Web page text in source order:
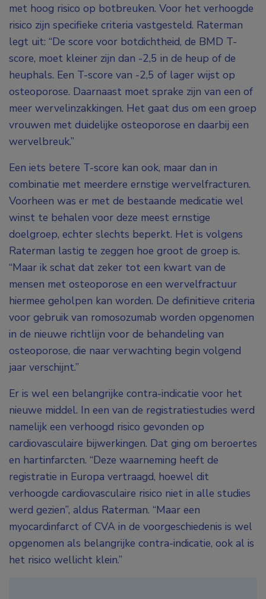
met hoog risico op botbreuken. Voor het verhoogde
risico zijn specifieke criteria vastgesteld. Raterman
legt uit: “De score voor botdichtheid, de BMD T-
score, moet kleiner zijn dan -2,5 in de heup of de
heuphals. Een T-score van -2,5 of lager wijst op
osteoporose. Daarnaast moet sprake zijn van een of
meer wervelinzakkingen. Het gaat dus om een groep
vrouwen met duidelijke osteoporose en daarbij een
wervelbreuk.”
Een iets betere T-score kan ook, maar dan in
combinatie met meerdere ernstige wervelfracturen.
Voorheen was er met de bestaande medicatie wel
winst te behalen voor deze meest ernstige
doelgroep, echter slechts beperkt. Het is volgens
Raterman lastig te zeggen hoe groot de groep is.
“Maar ik schat dat zeker tot een kwart van de
mensen met osteoporose en een wervelfractuur
hiermee geholpen kan worden. De definitieve criteria
voor gebruik van romosozumab worden opgenomen
in de nieuwe richtlijn voor de behandeling van
osteoporose, die naar verwachting begin volgend
jaar verschijnt.”
Er is wel een belangrijke contra-indicatie voor het
nieuwe middel. In een van de registratiestudies werd
namelijk een verhoogd risico gevonden op
cardiovasculaire bijwerkingen. Dat ging om beroertes
en hartinfarcten. “Deze waarneming heeft de
registratie in Europa vertraagd, hoewel dit
verhoogde cardiovasculaire risico niet in alle studies
werd gezien”, aldus Raterman. “Maar een
myocardinfarct of CVA in de voorgeschiedenis is wel
opgenomen als belangrijke contra-indicatie, ook al is
het risico wellicht klein.”